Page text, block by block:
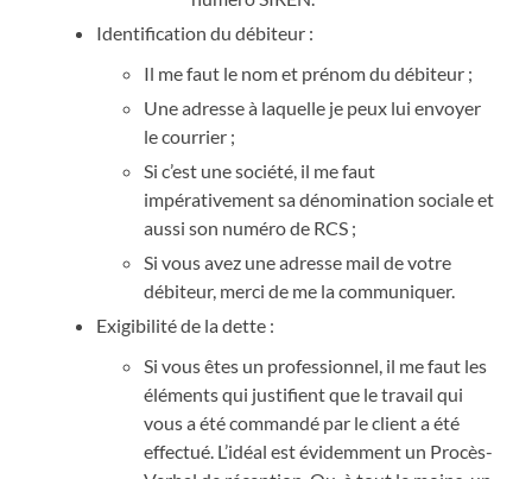
Identification du débiteur :
Il me faut le nom et prénom du débiteur ;
Une adresse à laquelle je peux lui envoyer
le courrier ;
Si c’est une société, il me faut
impérativement sa dénomination sociale et
aussi son numéro de RCS ;
Si vous avez une adresse mail de votre
débiteur, merci de me la communiquer.
Exigibilité de la dette :
Si vous êtes un professionnel, il me faut les
éléments qui justifient que le travail qui
vous a été commandé par le client a été
effectué. L’idéal est évidemment un Procès-